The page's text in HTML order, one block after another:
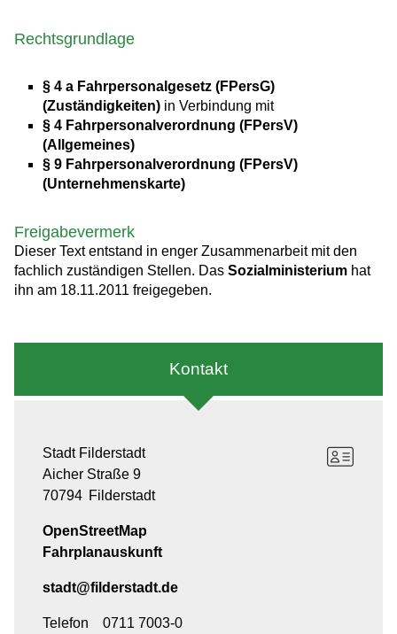
Rechtsgrundlage
§ 4 a Fahrpersonalgesetz (FPersG)
(Zuständigkeiten) in Verbindung mit
§ 4 Fahrpersonalverordnung (FPersV)
(Allgemeines)
§ 9 Fahrpersonalverordnung (FPersV)
(Unternehmenskarte)
Freigabevermerk
Dieser Text entstand in enger Zusammenarbeit mit den
fachlich zuständigen Stellen. Das Sozialministerium hat
ihn am 18.11.2011 freigegeben.
Kontakt
Stadt Filderstadt
Aicher Straße 9
70794 Filderstadt
OpenStreetMap
Fahrplanauskunft
stadt@filderstadt.de
Telefon
0711 7003-0